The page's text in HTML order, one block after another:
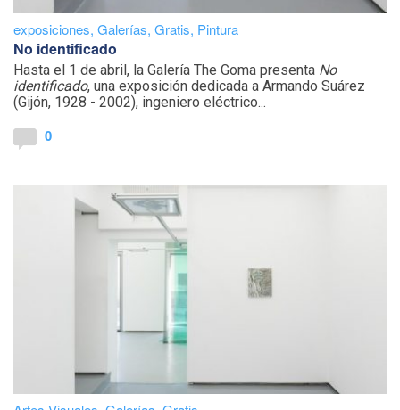
exposiciones, Galerías, Gratis, Pintura
No identificado
Hasta el 1 de abril, la Galería The Goma presenta No
identificado, una exposición dedicada a Armando Suárez
(Gijón, 1928 - 2002), ingeniero eléctrico...
0